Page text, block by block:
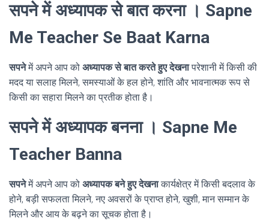
सपने में अध्यापक से बात करना । Sapne
Me Teacher Se Baat Karna
सपनेमें अपने आप को अध्यापक से बात करते हुए देखनापरेशानी में किसी की
मदद या सलाह मिलने, समस्याओं के हल होने, शांति और भावनात्मक रूप से
किसी का सहारा मिलने का प्रतीक होता है।
सपने में अध्यापक बनना । Sapne Me
Teacher Banna
सपनेमें अपने आप को अध्यापक बने हुए देखनाकार्यक्षेत्र में किसी बदलाव के
होने, बड़ी सफलता मिलने, नए अवसरों के प्राप्त होने, खुशी, मान सम्मान के
मिलने और आय के बढ़ने का सूचक होता है।